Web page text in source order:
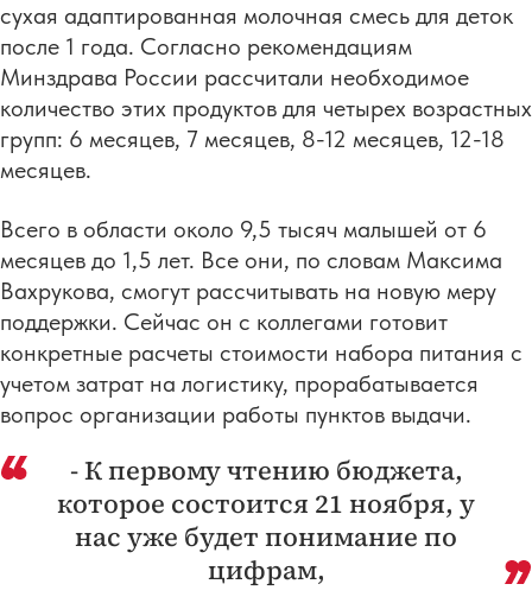
сухая адаптированная молочная смесь для деток
после 1 года. Согласно рекомендациям
Минздрава России рассчитали необходимое
количество этих продуктов для четырех возрастных
групп: 6 месяцев, 7 месяцев, 8-12 месяцев, 12-18
месяцев.
Всего в области около 9,5 тысяч малышей от 6
месяцев до 1,5 лет. Все они, по словам Максима
Вахрукова, смогут рассчитывать на новую меру
поддержки. Сейчас он с коллегами готовит
конкретные расчеты стоимости набора питания с
учетом затрат на логистику, прорабатывается
вопрос организации работы пунктов выдачи.
- К первому чтению бюджета,
которое состоится 21 ноября, у
нас уже будет понимание по
цифрам,